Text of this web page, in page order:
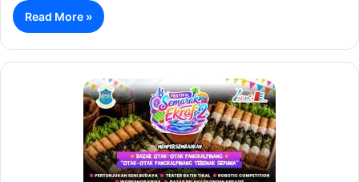
Read More »